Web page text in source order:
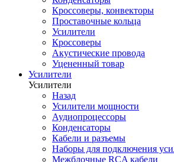
Кроссоверы, конвекторы
Проставочные кольца
Усилители
Кроссоверы
Акустические провода
Уцененный товар
Усилители
Усилители
Назад
Усилители мощности
Аудиопроцессоры
Конденсаторы
Кабели и разъемы
Наборы для подключения
Межблочные RCA кабели